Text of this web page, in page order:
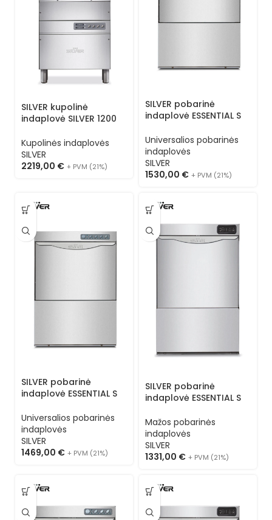
SILVER kupolinė
indaplovė SILVER 1200
progama 3N
Kupolinės indaplovės
SILVER
2219,00 € + PVM (21%)
SILVER pobarinė
indaplovė ESSENTIAL S
programos 1N
Universalios pobarinės
indaplovės
SILVER
1530,00 € + PVM (21%)
SILVER pobarinė
indaplovė ESSENTIAL S
programa 1N
Universalios pobarinės
indaplovės
SILVER
1469,00 € + PVM (21%)
SILVER pobarinė
indaplovė ESSENTIAL S
3 programos
Mažos pobarinės
indaplovės
SILVER
1331,00 € + PVM (21%)